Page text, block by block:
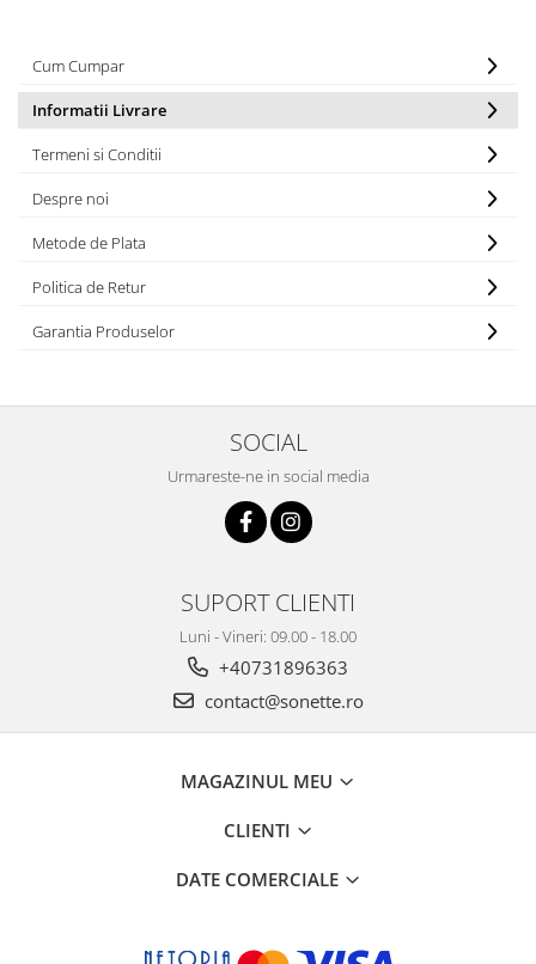
Cum Cumpar
Informatii Livrare
Termeni si Conditii
Despre noi
Metode de Plata
Politica de Retur
Garantia Produselor
SOCIAL
Urmareste-ne in social media
SUPORT CLIENTI
Luni - Vineri: 09.00 - 18.00
+40731896363
contact@sonette.ro
MAGAZINUL MEU
CLIENTI
DATE COMERCIALE